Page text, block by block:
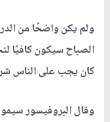
ولم يكن واضحًا من
الصباح سيكون كافيًا
كان يجب على الناس
وقال البروفيسور